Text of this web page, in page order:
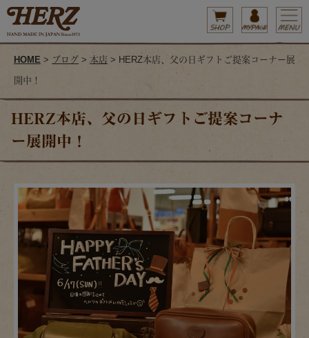
HOME > ブログ > 本店 > HERZ本店、父の日ギフトご提案コーナー展
開中！
HERZ本店、父の日ギフトご提案コーナ
ー展開中！